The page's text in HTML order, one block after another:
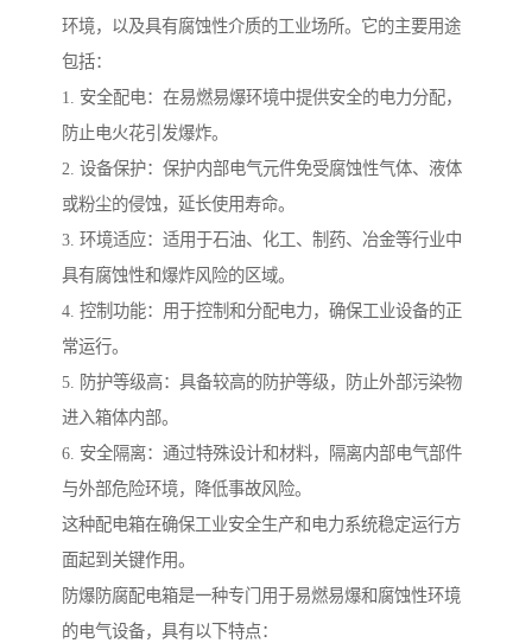
环境，以及具有腐蚀性介质的工业场所。它的主要用途
包括：
1. 安全配电：在易燃易爆环境中提供安全的电力分配，
防止电火花引发爆炸。
2. 设备保护：保护内部电气元件免受腐蚀性气体、液体
或粉尘的侵蚀，延长使用寿命。
3. 环境适应：适用于石油、化工、制药、冶金等行业中
具有腐蚀性和爆炸风险的区域。
4. 控制功能：用于控制和分配电力，确保工业设备的正
常运行。
5. 防护等级高：具备较高的防护等级，防止外部污染物
进入箱体内部。
6. 安全隔离：通过特殊设计和材料，隔离内部电气部件
与外部危险环境，降低事故风险。
这种配电箱在确保工业安全生产和电力系统稳定运行方
面起到关键作用。
防爆防腐配电箱是一种专门用于易燃易爆和腐蚀性环境
的电气设备，具有以下特点：